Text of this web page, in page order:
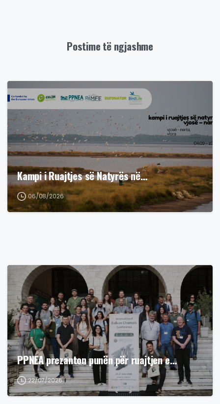
Postime të ngjashme
Kampi i Ruajtjes së Natyrës në…
06/08/2026
PPNEA prezanton punën për ruajtjen e…
22/07/2026